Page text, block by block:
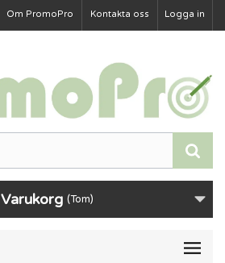
Logga in
Kontakta oss
Om PromoPro
Varukorg (Tom)